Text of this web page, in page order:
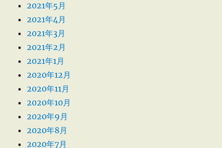
2021年5月
2021年4月
2021年3月
2021年2月
2021年1月
2020年12月
2020年11月
2020年10月
2020年9月
2020年8月
2020年7月